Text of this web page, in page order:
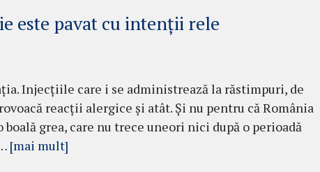
este pavat cu intenţii rele
In­jec­­ţiile care i se administrează la răstimpuri, de
re­acţii aler­gice şi atât. Şi nu pentru că România
grea, care nu trece uneori nici după o pe­rioadă
[mai mult]